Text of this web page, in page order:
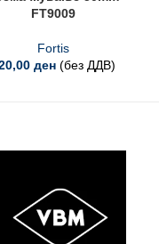
FT9009
Fortis
ден (без ДДВ)